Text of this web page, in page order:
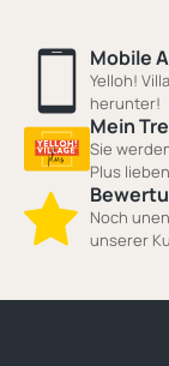
Mobile
Yelloh!
herunter!
Mein
Sie
Plus lieben
Noch
unserer